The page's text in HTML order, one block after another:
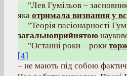
"Лев Гумільов –
яка отримала визнання у
"Теорія пасіонарності
загальноприйнятою
"Останні роки – роки
[4]
– не мають під собою